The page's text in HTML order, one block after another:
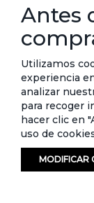
Conoce toda la
eventos y
Subscríbete a
©
Antes
Utilizamos
experiencia
analizar
para recoger
hacer clic en
uso de
MODIFICAR